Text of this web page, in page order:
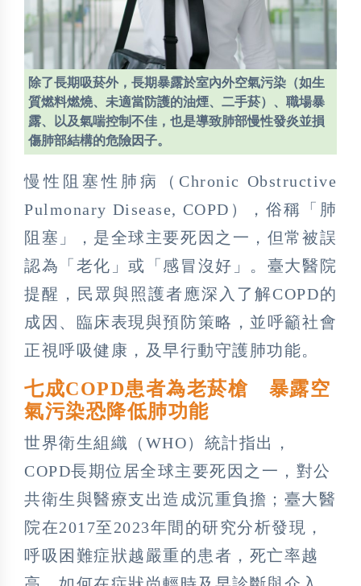
除了長期吸菸外，長期暴露於室內外空氣污染（如生
質燃料燃燒、未適當防護的油煙、二手菸）、職場暴
露、以及氣喘控制不佳，也是導致肺部慢性發炎並損
傷肺部結構的危險因子。
慢性阻塞性肺病（Chronic Obstructive
Pulmonary Disease, COPD），俗稱「肺
阻塞」，是全球主要死因之一，但常被誤
認為「老化」或「感冒沒好」。臺大醫院
提醒，民眾與照護者應深入了解COPD的
成因、臨床表現與預防策略，並呼籲社會
正視呼吸健康，及早行動守護肺功能。
七成COPD患者為老菸槍 暴露空
氣污染恐降低肺功能
世界衛生組織（WHO）統計指出，
COPD長期位居全球主要死因之一，對公
共衛生與醫療支出造成沉重負擔；臺大醫
院在2017至2023年間的研究分析發現，
呼吸困難症狀越嚴重的患者，死亡率越